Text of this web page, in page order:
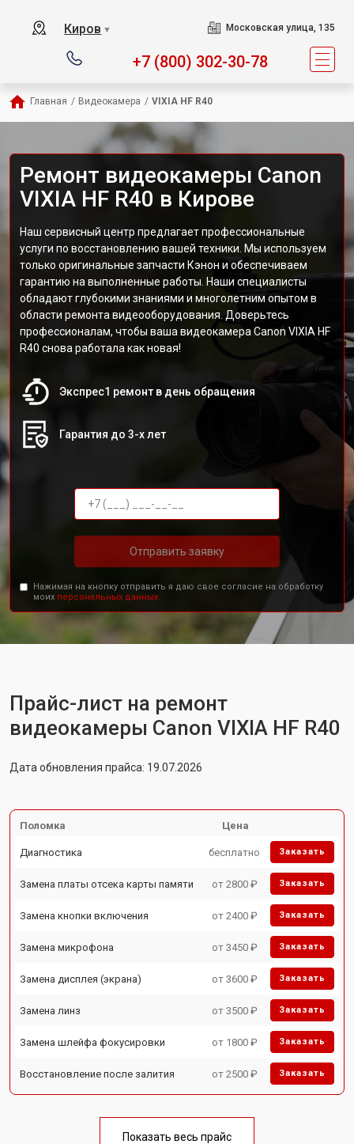
Киров ▼ Московская улица, 135
+7 (800) 302-30-78
Главная / Видеокамера / VIXIA HF R40
Ремонт видеокамеры Canon
VIXIA HF R40 в Кирове
Наш сервисный центр предлагает профессиональные
услуги по восстановлению вашей техники. Мы используем
только оригинальные запчасти Кэнон и обеспечиваем
гарантию на выполненные работы. Наши специалисты
обладают глубокими знаниями и многолетним опытом в
области ремонта видеооборудования. Доверьтесь
профессионалам, чтобы ваша видеокамера Canon VIXIA HF
R40 снова работала как новая!
Экспрес1 ремонт в день обращения
Гарантия до 3-х лет
Отправить заявку
Нажимая на кнопку отправить я даю свое согласие на обработку
моих персональных данных.
Прайс-лист на ремонт
видеокамеры Canon VIXIA HF R40
Дата обновления прайса: 19.07.2026
Поломка Цена
Диагностика бесплатно Заказать
Замена платы отсека карты памяти от 2800 ₽ Заказать
Замена кнопки включения от 2400 ₽ Заказать
Замена микрофона от 3450 ₽ Заказать
Замена дисплея (экрана) от 3600 ₽ Заказать
Замена линз от 3500 ₽ Заказать
Замена шлейфа фокусировки от 1800 ₽ Заказать
Восстановление после залития от 2500 ₽ Заказать
Показать весь прайс